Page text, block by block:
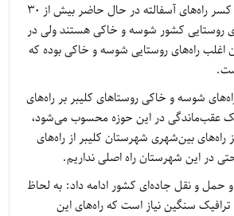
بین‌شهری و روستایی با کسر راه‌های آسفالته در حال حاضر بیش از 30
روستایی کشور شوسه و خاکی هستند ولی در
اغلب راه‌های روستایی شوسه و خاکی بوده که
شوسه و خاکی روستاهای کلیبر بر راه‌های
عقب‌ماندگی در این حوزه محسوب می‌شود،
راه‌های بین‌شهری شهرستان کلیبر از راه‌های
در این شهرستان راه اصلی نداریم.
حمل و نقل جاده‌ای کشور ادامه داد: به لحاظ
سنگین نیاز است که راه‌های این